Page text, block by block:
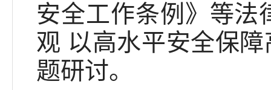
安全工作条例》等法
观 以高水平安全保障
题研讨。